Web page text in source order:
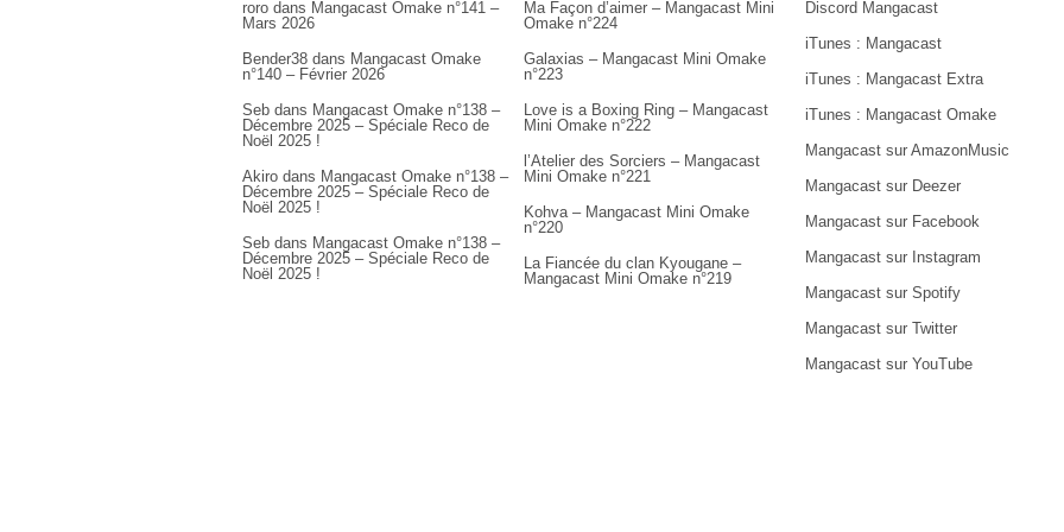
roro dans Mangacast Omake n°141 –
Mars 2026
Bender38 dans Mangacast Omake
n°140 – Février 2026
Seb dans Mangacast Omake n°138 –
Décembre 2025 – Spéciale Reco de
Noël 2025 !
Akiro dans Mangacast Omake n°138 –
Décembre 2025 – Spéciale Reco de
Noël 2025 !
Seb dans Mangacast Omake n°138 –
Décembre 2025 – Spéciale Reco de
Noël 2025 !
Ma Façon d’aimer – Mangacast Mini
Omake n°224
Galaxias – Mangacast Mini Omake
n°223
Love is a Boxing Ring – Mangacast
Mini Omake n°222
l’Atelier des Sorciers – Mangacast
Mini Omake n°221
Kohva – Mangacast Mini Omake
n°220
La Fiancée du clan Kyougane –
Mangacast Mini Omake n°219
Discord Mangacast
iTunes : Mangacast
iTunes : Mangacast Extra
iTunes : Mangacast Omake
Mangacast sur AmazonMusic
Mangacast sur Deezer
Mangacast sur Facebook
Mangacast sur Instagram
Mangacast sur Spotify
Mangacast sur Twitter
Mangacast sur YouTube